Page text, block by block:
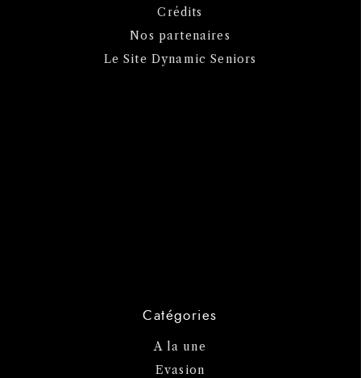
Crédits
Nos partenaires
Le Site Dynamic Seniors
Catégories
A la une
Evasion